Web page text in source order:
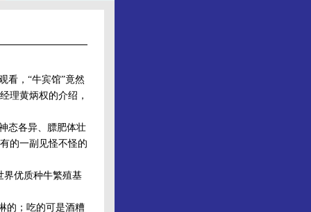
，“牛宾馆”竟然
理黄炳权的介绍，
态各异、膘肥体壮
的一副见怪不怪的
优质种牛繁殖基
的；吃的可是酒糟